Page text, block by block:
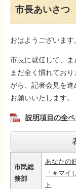
市長あいさつ
おはようございます
市長に就任して、
まだ全く慣れてお
がら、記者会見を進
お願いいたします。
説明項目の全
市民総
務部
あなたの
「＃マイ
ト